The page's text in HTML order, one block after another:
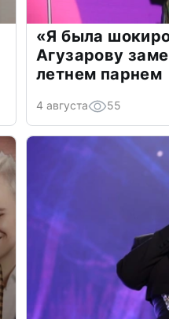
«Я была
Агузарову
летнем парнем
4 августа 55